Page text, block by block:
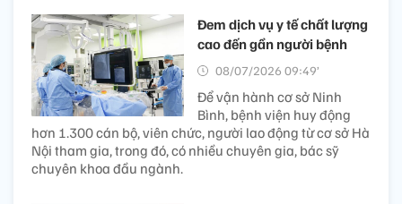
Đem dịch vụ y tế chất lượng
cao đến gần người bệnh
08/07/2026 09:49’
Để vận hành cơ sở Ninh
Bình, bệnh viện huy động
hơn 1.300 cán bộ, viên chức, người lao động từ cơ sở Hà
Nội tham gia, trong đó, có nhiều chuyên gia, bác sỹ
chuyên khoa đầu ngành.